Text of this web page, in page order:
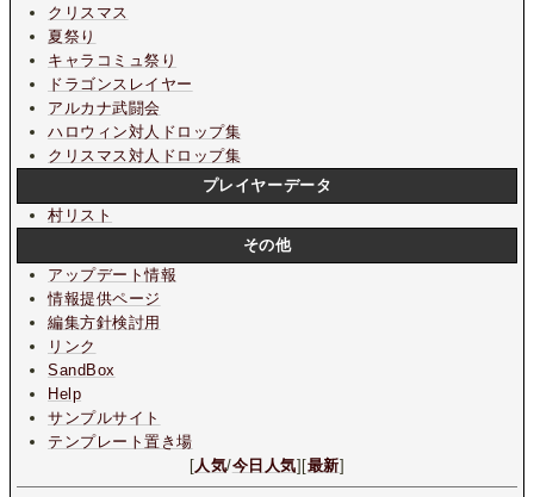
クリスマス
夏祭り
キャラコミュ祭り
ドラゴンスレイヤー
アルカナ武闘会
ハロウィン対人ドロップ集
クリスマス対人ドロップ集
プレイヤーデータ
村リスト
その他
アップデート情報
情報提供ページ
編集方針検討用
リンク
SandBox
Help
サンプルサイト
テンプレート置き場
[人気/今日人気][最新]